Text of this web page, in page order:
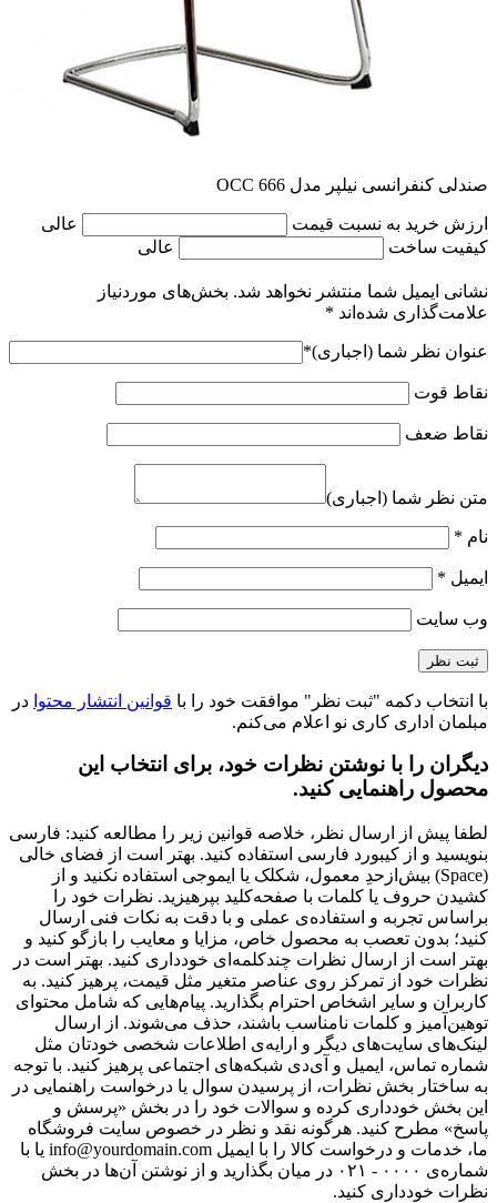
صندلی کنفرانسی نیلپر مدل OCC 666
ارزش خرید به نسبت قیمت
عالی
کیفیت ساخت
عالی
نشانی ایمیل شما منتشر نخواهد شد. بخش‌های موردنیاز
علامت‌گذاری شده‌اند *
عنوان نظر شما (اجباری)*
نقاط قوت
نقاط ضعف
متن نظر شما (اجباری)
نام *
ایمیل *
وب‌ سایت
با انتخاب دکمه "ثبت نظر" موافقت خود را با قوانین انتشار محتوا در
مبلمان اداری کاری نو اعلام می‌کنم.
دیگران را با نوشتن نظرات خود، برای انتخاب این
محصول راهنمایی کنید.
لطفا پیش از ارسال نظر، خلاصه قوانین زیر را مطالعه کنید: فارسی
بنویسید و از کیبورد فارسی استفاده کنید. بهتر است از فضای خالی
(Space) بیش‌از‌حدِ معمول، شکلک یا ایموجی استفاده نکنید و از
کشیدن حروف یا کلمات با صفحه‌کلید بپرهیزید. نظرات خود را
براساس تجربه و استفاده‌ی عملی و با دقت به نکات فنی ارسال
کنید؛ بدون تعصب به محصول خاص، مزایا و معایب را بازگو کنید و
بهتر است از ارسال نظرات چندکلمه‌‌ای خودداری کنید. بهتر است در
نظرات خود از تمرکز روی عناصر متغیر مثل قیمت، پرهیز کنید. به
کاربران و سایر اشخاص احترام بگذارید. پیام‌هایی که شامل محتوای
توهین‌آمیز و کلمات نامناسب باشند، حذف می‌شوند. از ارسال
لینک‌های سایت‌های دیگر و ارایه‌ی اطلاعات شخصی خودتان مثل
شماره تماس، ایمیل و آی‌دی شبکه‌های اجتماعی پرهیز کنید. با توجه
به ساختار بخش نظرات، از پرسیدن سوال یا درخواست راهنمایی در
این بخش خودداری کرده و سوالات خود را در بخش «پرسش و
پاسخ» مطرح کنید. هرگونه نقد و نظر در خصوص سایت فروشگاه
ما، خدمات و درخواست کالا را با ایمیل info@yourdomain.com یا با
شماره‌ی ۰۰۰۰ - ۰۲۱ در میان بگذارید و از نوشتن آن‌ها در بخش
نظرات خودداری کنید.